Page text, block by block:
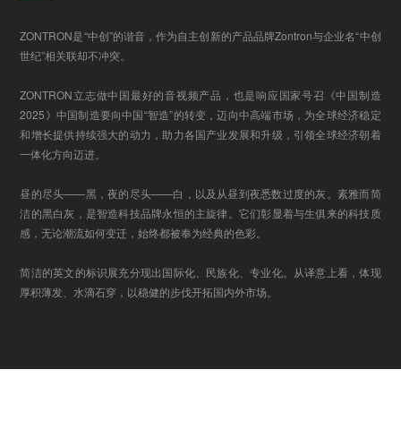
ZONTRON是“中创”的谐音，作为自主创新的产品品牌Zontron与企业名“中创
世纪”相关联却不冲突。
ZONTRON立志做中国最好的音视频产品，也是响应国家号召《中国制造
2025》中国制造要向中国“智造”的转变，迈向中高端市场，为全球经济稳定
和增长提供持续强大的动力，助力各国产业发展和升级，引领全球经济朝着
一体化方向迈进。
昼的尽头——黑，夜的尽头——白，以及从昼到夜悉数过度的灰。素雅而简
洁的黑白灰，是智造科技品牌永恒的主旋律。它们彰显着与生俱来的科技质
感，无论潮流如何变迁，始终都被奉为经典的色彩。
简洁的英文的标识展充分现出国际化、民族化、专业化。从译意上看，体现
厚积薄发、水滴石穿，以稳健的步伐开拓国内外市场。